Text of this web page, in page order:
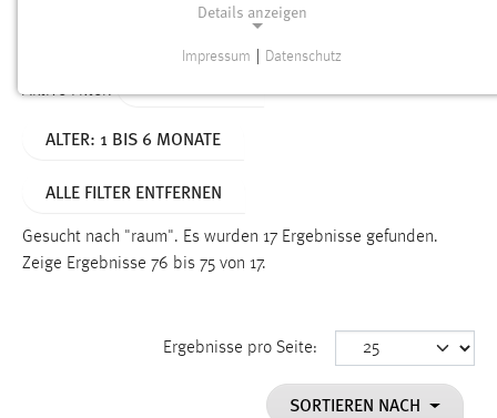
Aktive Filter:
ALTER: 1 BIS 6 MONATE
ALLE FILTER ENTFERNEN
Gesucht nach "raum". Es wurden 17 Ergebnisse gefunden.
Zeige Ergebnisse 76 bis 75 von 17.
Ergebnisse pro Seite:
SORTIEREN NACH
Details anzeigen
Funktionen und sind für die einwandfreie Funktion der
Name:
Dieser Cookie speichert die ausgewählten Einverständnis-
Impressum Datenschutz